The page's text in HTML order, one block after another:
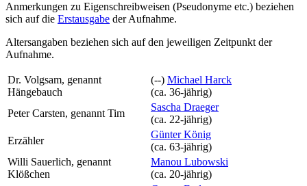
Anmerkungen zu Eigenschreibweisen (Pseudonyme etc.) beziehen
sich auf die Erstausgabe der Aufnahme.
Altersangaben beziehen sich auf den jeweiligen Zeitpunkt der
Aufnahme.
Dr. Volgsam, genannt
Hängebauch
(--) Michael Harck
(ca. 36‑jährig)
Peter Carsten, genannt Tim
Sascha Draeger
(ca. 22‑jährig)
Erzähler
Günter König
(ca. 63‑jährig)
Willi Sauerlich, genannt
Klößchen
Manou Lubowski
(ca. 20‑jährig)